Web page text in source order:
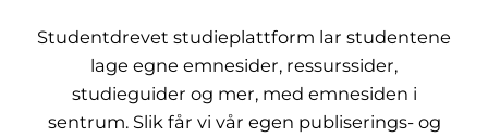
Studentdrevet studieplattform lar studentene
lage egne emnesider, ressurssider,
studieguider og mer, med emnesiden i
sentrum. Slik får vi vår egen publiserings- og